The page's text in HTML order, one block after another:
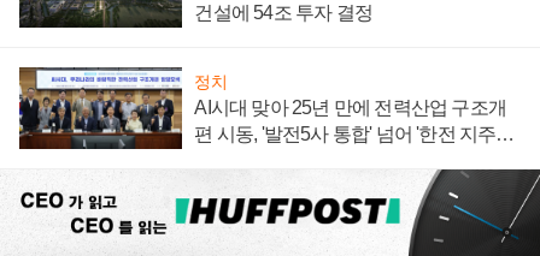
건설에 54조 투자 결정
정치
AI시대 맞아 25년 만에 전력산업 구조개
편 시동, '발전5사 통합' 넘어 '한전 지주사'